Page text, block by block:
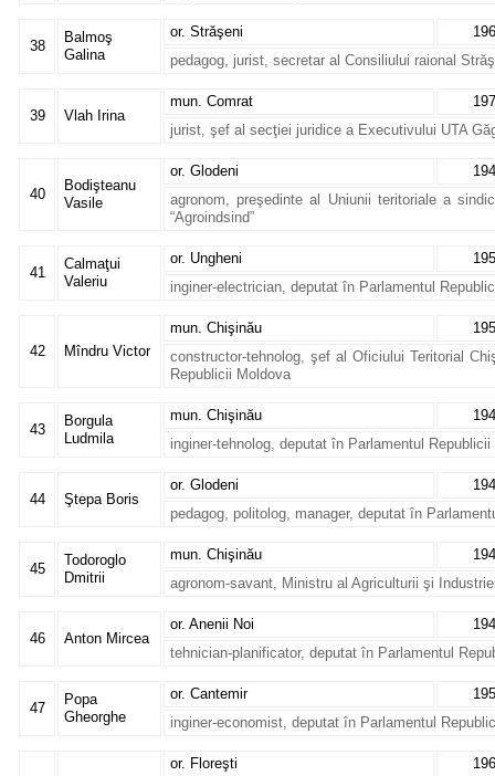
38
Balmoş
Galina
or. Străşeni
pedagog, jurist, secretar al Consiliului raional
39 Vlah Irina
mun. Comrat
jurist, şef al secţiei juridice a Executivului UTA
40
Bodişteanu
Vasile
or. Glodeni
agronom, preşedinte al Uniunii teritoriale a
“Agroindsind”
41
Calmaţui
Valeriu
or. Ungheni
inginer-electrician, deputat în Parlamentul
42 Mîndru Victor
mun. Chişinău
constructor-tehnolog, şef al Oficiului Teritorial
Republicii Moldova
43
Borgula
Ludmila
mun. Chişinău
inginer-tehnolog, deputat în Parlamentul Republicii
44 Ştepa Boris
or. Glodeni
pedagog, politolog, manager, deputat în
45
Todoroglo
Dmitrii
mun. Chişinău
agronom-savant, Ministru al Agriculturii şi
46 Anton Mircea
or. Anenii Noi
tehnician-planificator, deputat în Parlamentul
47
Popa
Gheorghe
or. Cantemir
inginer-economist, deputat în Parlamentul
or. Floreşti